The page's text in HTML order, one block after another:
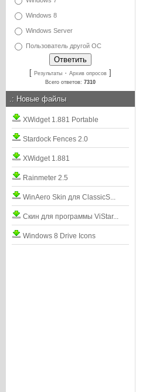
Windows 8
Windows Server
Пользователь другой ОС
[ Результаты · Архив опросов ]
Всего ответов: 7310
.: Новые файлы
XWidget 1.881 Portable
Stardock Fences 2.0
XWidget 1.881
Rainmeter 2.5
WinAero Skin для ClassicS...
Скин для программы ViStar...
Windows 8 Drive Icons